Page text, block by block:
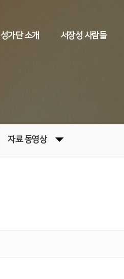
성가단 소개 서장성 사람들
자료 동영상